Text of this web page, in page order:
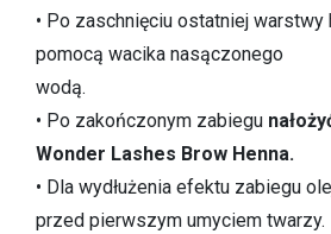
• Po zaschnięciu ostatniej warstwy
pomocą wacika nasączonego
wodą.
• Po zakończonym zabiegu
Wonder Lashes Brow Henna.
• Dla wydłużenia efektu zabiegu
przed pierwszym umyciem twarzy.